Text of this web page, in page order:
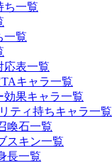
ち一覧
一覧
応表一覧
キャラ一覧
効果キャラ一覧
ティ持ちキャラ一覧
喚石一覧
スキン一覧
長一覧